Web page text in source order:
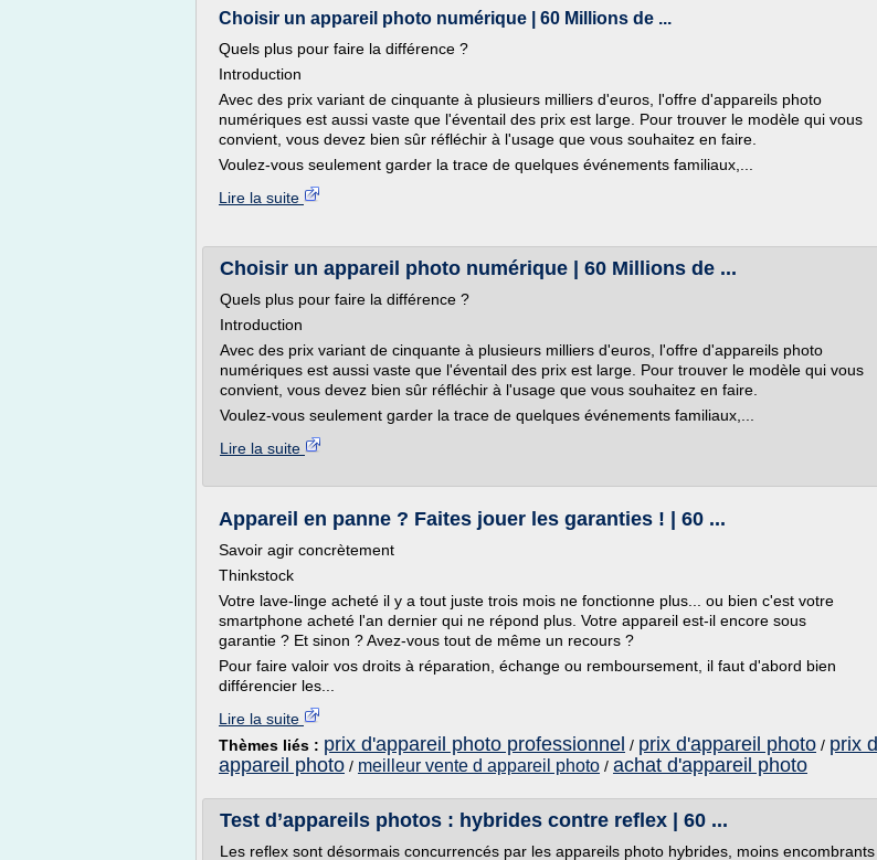
Choisir un appareil photo numérique | 60 Millions de ...
Quels plus pour faire la différence ?
Introduction
Avec des prix variant de cinquante à plusieurs milliers d'euros, l'offre d'appareils photo
numériques est aussi vaste que l'éventail des prix est large. Pour trouver le modèle qui vous
convient, vous devez bien sûr réfléchir à l'usage que vous souhaitez en faire.
Voulez-vous seulement garder la trace de quelques événements familiaux,...
Lire la suite
Choisir un appareil photo numérique | 60 Millions de ...
Quels plus pour faire la différence ?
Introduction
Avec des prix variant de cinquante à plusieurs milliers d'euros, l'offre d'appareils photo
numériques est aussi vaste que l'éventail des prix est large. Pour trouver le modèle qui vous
convient, vous devez bien sûr réfléchir à l'usage que vous souhaitez en faire.
Voulez-vous seulement garder la trace de quelques événements familiaux,...
Lire la suite
Appareil en panne ? Faites jouer les garanties ! | 60 ...
Savoir agir concrètement
Thinkstock
Votre lave-linge acheté il y a tout juste trois mois ne fonctionne plus... ou bien c'est votre
smartphone acheté l'an dernier qui ne répond plus. Votre appareil est-il encore sous
garantie ? Et sinon ? Avez-vous tout de même un recours ?
Pour faire valoir vos droits à réparation, échange ou remboursement, il faut d'abord bien
différencier les...
Lire la suite
Thèmes liés : prix d'appareil photo professionnel / prix d'appareil photo / prix d
appareil photo / meilleur vente d appareil photo / achat d'appareil photo
Test d’appareils photos : hybrides contre reflex | 60 ...
Les reflex sont désormais concurrencés par les appareils photo hybrides, moins encombrants